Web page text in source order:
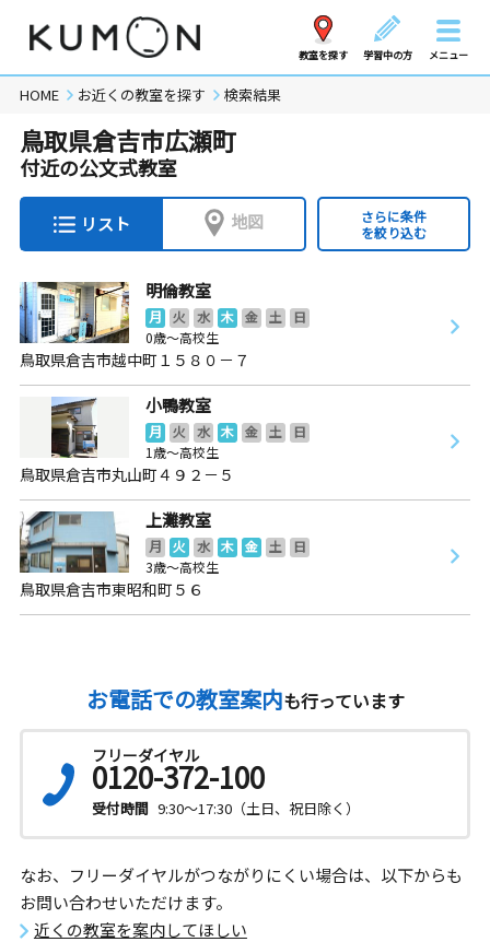
教室を探す 学習中の方 メニュー
HOME お近くの教室を探す 検索結果
鳥取県倉吉市広瀬町
付近の公文式教室
リスト 地図
さらに条件
を絞り込む
明倫教室
月 火 水 木 金 土
日
0歳～高校生
鳥取県倉吉市越中町１５８０－７
小鴨教室
月 火 水 木 金 土
日
1歳～高校生
鳥取県倉吉市丸山町４９２－５
上灘教室
月 火 水 木 金 土
日
3歳～高校生
鳥取県倉吉市東昭和町５６
お電話での教室案内も行っています
フリーダイヤル
0120-372-100
受付時間 9:30～17:30（土日、祝日除く）
なお、フリーダイヤルがつながりにくい場合は、以下からも
お問い合わせいただけます。
近くの教室を案内してほしい